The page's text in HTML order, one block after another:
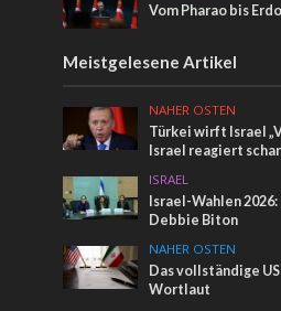
Vom Pharao bis
Meistgelesene Artikel
NAHER OSTEN
Türkei wirft Israel
Israel reagiert
ISRAEL
Israel-Wahlen
Debbie Biton
NAHER OSTEN
Das vollständige
Wortlaut